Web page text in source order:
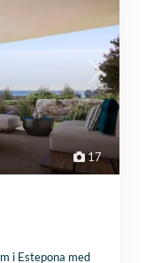
17
i Estepona med